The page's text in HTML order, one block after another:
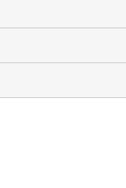
について (3)